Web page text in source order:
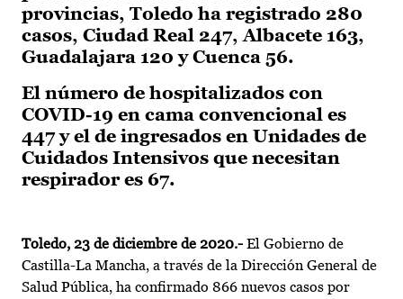
provincias, Toledo ha registrado 280
casos, Ciudad Real 247, Albacete 163,
Guadalajara 120 y Cuenca 56.
El número de hospitalizados con
COVID-19 en cama convencional es
447 y el de ingresados en Unidades de
Cuidados Intensivos que necesitan
respirador es 67.
Toledo, 23 de diciembre de 2020.- El Gobierno de
Castilla-La Mancha, a través de la Dirección General de
Salud Pública, ha confirmado 866 nuevos casos por